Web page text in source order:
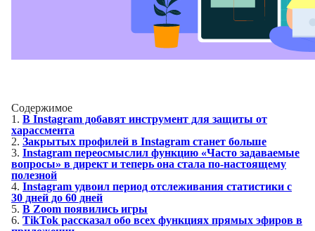
Содержимое
1. В Instagram добавят инструмент для защиты от
харассмента
2. Закрытых профилей в Instagram станет больше
3. Instagram переосмыслил функцию «Часто задаваемые
вопросы» в директ и теперь она стала по-настоящему
полезной
4. Instagram удвоил период отслеживания статистики с
30 дней до 60 дней
5. В Zoom появились игры
6. TikTok рассказал обо всех функциях прямых эфиров в